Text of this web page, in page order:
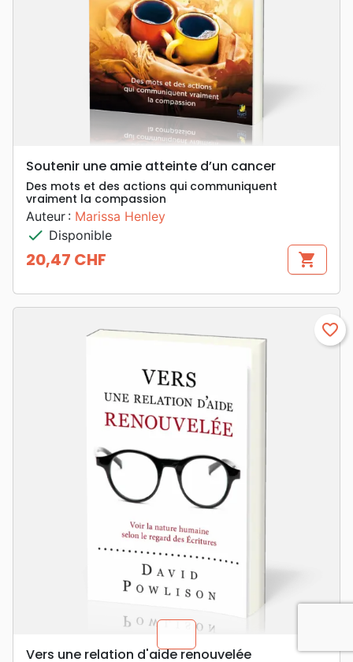
Soutenir une amie atteinte d’un cancer
Des mots et des actions qui communiquent
vraiment la compassion
Auteur : Marissa Henley
check Disponible
Prix
20,47 CHF shopping_cart
favorite_border
Vers une relation d'aide renouvelée